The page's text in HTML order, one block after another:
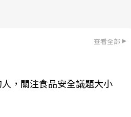
查看全部
，關注食品安全議題大小